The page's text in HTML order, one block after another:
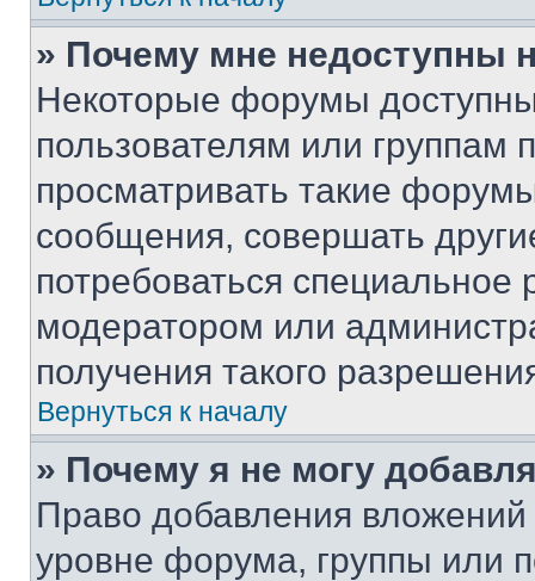
» Почему мне недоступны
Некоторые форумы
пользователям или группам
просматривать такие
сообщения, совершать
потребоваться
модератором или
получения такого
Вернуться к началу
» Почему я не могу
Право добавления
уровне форума, группы или